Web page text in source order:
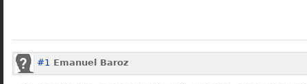
#1 Emanuel Baroz